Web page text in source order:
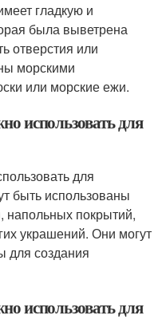
гладкую и
была выветрена
отверстия или
морскими
или морские ежи.
использовать для
для
быть использованы
напольных покрытий,
украшений. Они могут
для создания
использовать для